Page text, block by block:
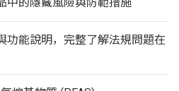
功能說明，完整了解法規問題在